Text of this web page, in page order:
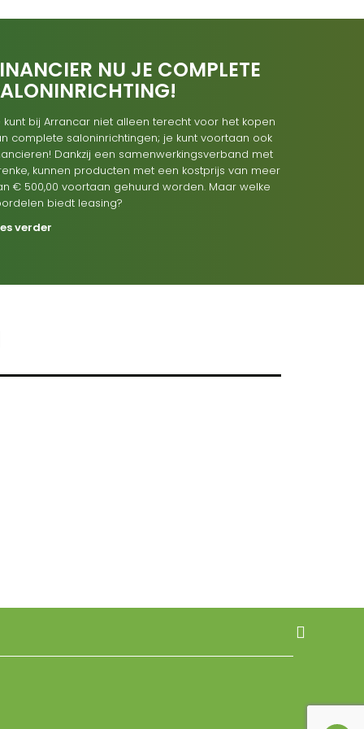
NU JE COMPLETE
kunt bij Arrancar niet alleen terecht voor het kopen
complete saloninrichtingen; je kunt voortaan ook
Dankzij een samenwerkingsverband met
kunnen producten met een kostprijs van meer
€ 500,00 voortaan gehuurd worden. Maar welke
biedt leasing?
verder